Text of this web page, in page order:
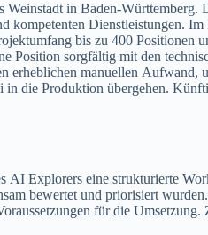
in Baden-
Dienstleistungen.
bis zu 400 Positionen
Position sorgfältig mit den
manuellen
die Produktion übergehen.
Explorers eine strukturierte
bewertet und priorisiert
für die